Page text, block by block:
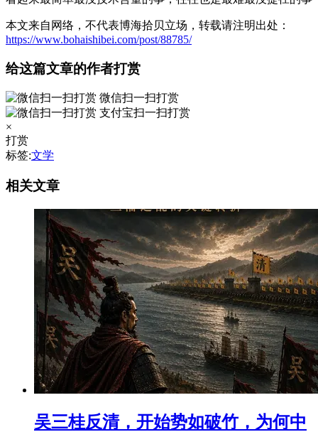
本文来自网络，不代表博海拾贝立场，转载请注明出处：
https://www.bohaishibei.com/post/88785/
给这篇文章的作者打赏
微信扫一扫打赏
支付宝扫一扫打赏
×
打赏
标签:文学
相关文章
吴三桂反清，开始势如破竹，为何中